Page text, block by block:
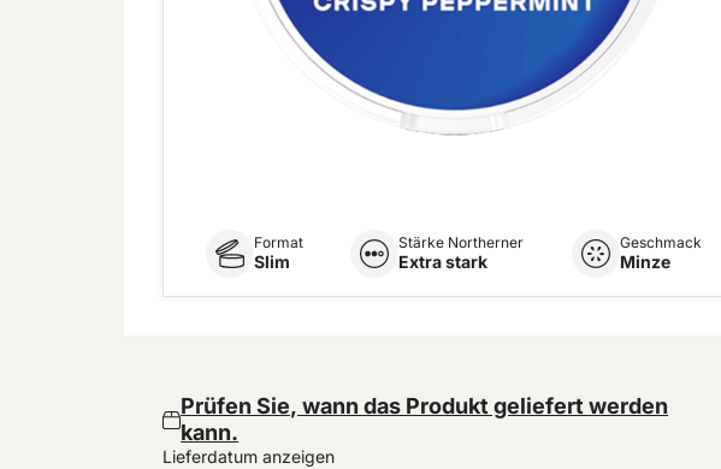
Format
Slim
Stärke Northerner
Extra stark
Geschmack
Minze
Prüfen Sie, wann das Produkt geliefert werden
kann.
Lieferdatum anzeigen